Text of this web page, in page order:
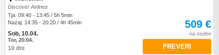
Discover Airlines
Tja: 09:40 - 13:45 / 5h 5min
Nazaj: 14:35 - 20:20 / 4h 45min
Sob, 10.04.
Tor, 20.04.
10 dni
509 €
na osebo
PREVERI